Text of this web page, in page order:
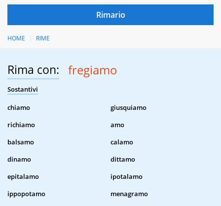
HOME RIME
Rima con: fregiamo
Sostantivi
chiamo
giusquiamo
richiamo
amo
balsamo
calamo
dinamo
dittamo
epitalamo
ipotalamo
ippopotamo
menagramo